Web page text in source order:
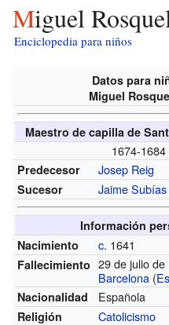
Miguel
Enciclopedia para niños
Datos para
Miguel
Maestro de capilla de
1674-1684
Predecesor Josep Reig
Sucesor Jaime Subías
Información
Nacimiento
c. 1641
Fallecimiento 29 de julio de
Barcelona (
Nacionalidad Española
Religión Catolicismo